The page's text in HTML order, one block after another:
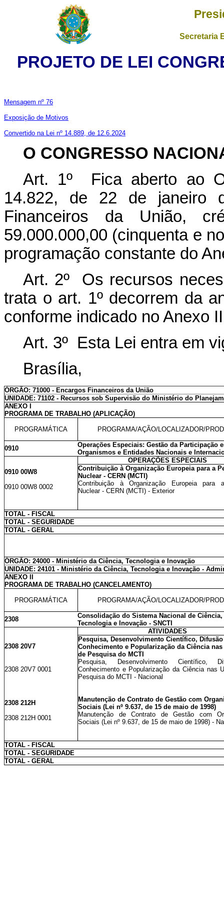
Secretaria
PROJETO DE LEI
Mensagem nº 76
Exposição de Motivos
Convertido na Lei nº 14.889, de 12.6.2024
O CONGRESSO
Art. 1º Fica aberto ao
14.822, de 22 de janeiro
Financeiros da União,
59.000.000,00 (cinquenta e
programação constante do
Art. 2º Os recursos
trata o art. 1º decorrem da
conforme indicado no Anexo
Art. 3º Esta Lei entra em
Brasília,
ÓRGÃO: 71000 - Encargos Financeiros da União
UNIDADE: 71102 - Recursos sob Supervisão do Ministério do
ANEXO I
PROGRAMA DE TRABALHO (APLICAÇÃO)
PROGRAMÁTICA PROGRAMA/AÇÃO/LOCALIZADOR/
0910
Operações Especiais: Gestão da Participação
Organismos e Entidades Nacionais e
OPERAÇÕES ESPECIAIS
0910 00W8
Contribuição à Organização Europeia para a
Nuclear - CERN (MCTI)
0910 00W8 0002
Contribuição à Organização Europeia para
Nuclear - CERN (MCTI) - Exterior
TOTAL - FISCAL
TOTAL - SEGURIDADE
TOTAL - GERAL
ÓRGÃO: 24000 - Ministério da Ciência, Tecnologia e Inovação
UNIDADE: 24101 - Ministério da Ciência, Tecnologia e Inovação -
ANEXO II
PROGRAMA DE TRABALHO (CANCELAMENTO)
PROGRAMÁTICA PROGRAMA/AÇÃO/LOCALIZADOR/
2308
Consolidação do Sistema Nacional de Ciência,
Tecnologia e Inovação - SNCTI
ATIVIDADES
2308 20V7
Pesquisa, Desenvolvimento Científico,
Conhecimento e Popularização da Ciência
de Pesquisa do MCTI
2308 20V7 0001
Pesquisa, Desenvolvimento Científico,
Conhecimento e Popularização da Ciência nas
Pesquisa do MCTI - Nacional
2308 212H
Manutenção de Contrato de Gestão com
Sociais (Lei nº 9.637, de 15 de maio de 1998)
2308 212H 0001
Manutenção de Contrato de Gestão com
Sociais (Lei nº 9.637, de 15 de maio de 1998) -
TOTAL - FISCAL
TOTAL - SEGURIDADE
TOTAL - GERAL